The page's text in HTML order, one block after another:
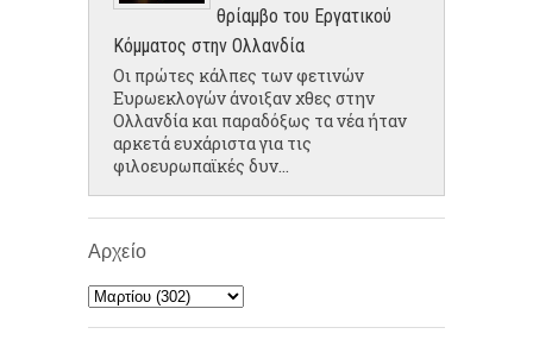
θρίαμβο του Εργατικού
Κόμματος στην Ολλανδία
Οι πρώτες κάλπες των φετινών
Ευρωεκλογών άνοιξαν χθες στην
Ολλανδία και παραδόξως τα νέα ήταν
αρκετά ευχάριστα για τις
φιλοευρωπαϊκές δυν...
Αρχείο